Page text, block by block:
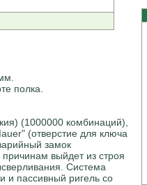
полка.
(1000000 комбинаций),
(отверстие для ключа
замок
выйдет из строя
Система
и пассивный ригель со